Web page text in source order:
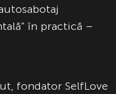
în practică –
fondator SelfLove